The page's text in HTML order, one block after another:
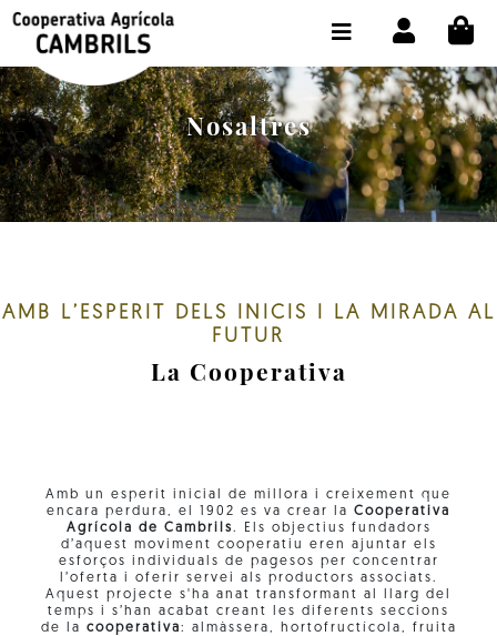
Nosaltres
AMB L’ESPERIT DELS INICIS I LA MIRADA AL
FUTUR
La Cooperativa
Amb un esperit inicial de millora i creixement que
encara perdura, el 1902 es va crear la Cooperativa
Agrícola de Cambrils. Els objectius fundadors
d’aquest moviment cooperatiu eren ajuntar els
esforços individuals de pagesos per concentrar
l’oferta i oferir servei als productors associats.
Aquest projecte s'ha anat transformant al llarg del
temps i s’han acabat creant les diferents seccions
de la cooperativa: almàssera, hortofructícola, fruita
BOTIGA COMPRA ONLINE
LA COOPERATIVA
OLEOTOUR
PRODUCTES
CONTACTE